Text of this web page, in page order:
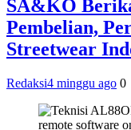
SA&KO
Pembelian,
Streetwear
Redaksi4 minggu ago 0